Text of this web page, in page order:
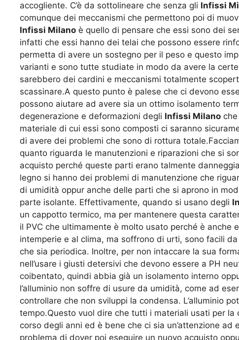
accogliente. C’è da sottolineare che senza gli Infissi
comunque dei meccanismi che permettono poi di
Infissi Milano è quello di pensare che essi sono dei
infatti che essi hanno dei telai che possono essere
permetta di avere un sostegno per il peso e questo
varianti e sono tutte studiate in modo da avere la
sarebbero dei cardini e meccanismi totalmente
scassinare.A questo punto è palese che ci devono
possono aiutare ad avere sia un ottimo isolamento
degenerazione e deformazioni degli Infissi Milano
materiale di cui essi sono composti ci saranno
di avere dei problemi che sono di rottura
quanto riguarda le manutenzioni e riparazioni che si
acquisto perché queste parti erano talmente
legno si hanno dei problemi di manutenzione che
di umidità oppur anche delle parti che si aprono in
parte isolante. Effettivamente, quando si usano degli
un cappotto termico, ma per mantenere questa
il PVC che ultimamente è molto usato perché è
intemperie e al clima, ma soffrono di urti, sono facili
che sia periodica. Inoltre, per non intaccare la sua
nell’usare i giusti detersivi che devono essere a PH
coibentato, quindi abbia già un isolamento interno
l’alluminio non soffre di usure da umidità, come ad
controllare che non sviluppi la condensa. L’alluminio
tempo.Questo vuol dire che tutti i materiali usati per la
corso degli anni ed è bene che ci sia un’attenzione
problema di dover poi eseguire un nuovo acquisto